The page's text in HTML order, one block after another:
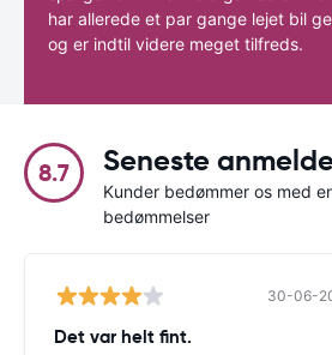
har allerede et par gange lejet bil
og er indtil videre meget tilfreds.
8.7 Seneste
Kunder bedømmer os med
bedømmelser
30-06-
Det var helt fint.